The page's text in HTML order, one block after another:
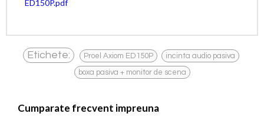
ED150P.pdf
Etichete: Proel Axiom ED150P incinta audio pasiva
boxa pasiva + monitor de scena
Cumparate frecvent impreuna